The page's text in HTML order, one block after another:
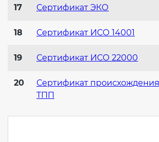
17 Сертификат ЭКО
18 Сертификат ИСО 14001
19 Сертификат ИСО 22000
20
Сертификат происхождения
ТПП